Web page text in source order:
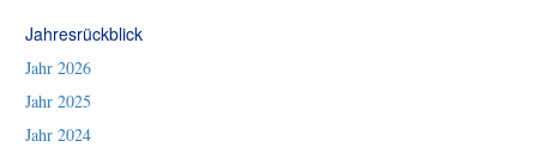
Jahresrückblick
Jahr 2026
Jahr 2025
Jahr 2024